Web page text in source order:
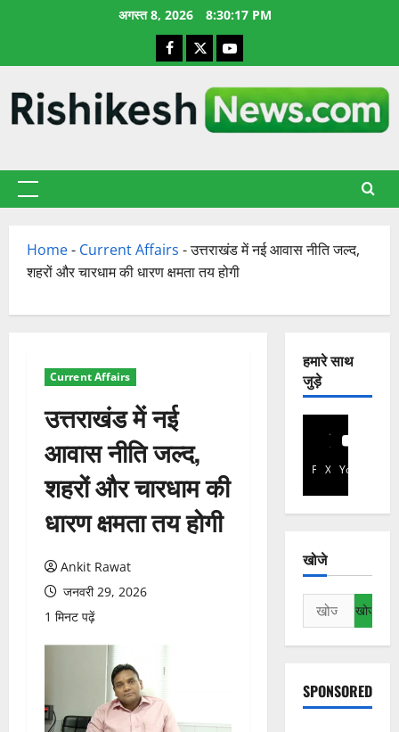
अगस्त 8, 2026 8:30:18 PM
Facebook
X YouTube
प्राथमिक
Home- Current Affairs -उत्तराखंड में नई आवास नीति जल्द,
शहरों और चारधाम की धारण क्षमता तय होगी
Current Affairs
उत्तराखंड में नई
आवास नीति जल्द,
शहरों और चारधाम की
धारण क्षमता तय होगी
Ankit Rawat
जनवरी 29, 2026
1 मिनट पढ़ें
हमारे साथ
जुड़े
Facebook
X YouTube
खोजे
निम्न
को
खोजें:
SPONSORED